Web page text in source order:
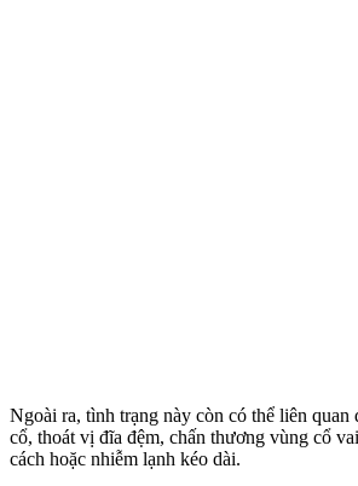
Ngoài ra, tình trạng này còn có thể liên quan
cổ, thoát vị đĩa đệm, chấn thương vùng cổ
cách hoặc nhiễm lạnh kéo dài.